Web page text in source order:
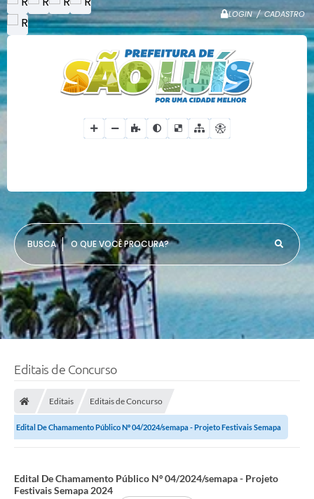
LOGIN / CADASTRO
O QUE VOCÊ PROCURA?
Editais de Concurso
Editais Editais de Concurso
Edital De Chamamento Público Nº 04/2024/semapa - Projeto Festivais Semapa
Edital De Chamamento Público Nº 04/2024/semapa - Projeto
Festivais Semapa 2024